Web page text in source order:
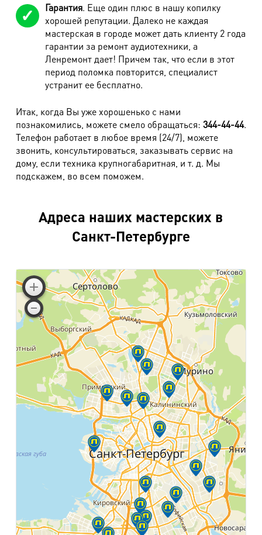
Гарантия. Еще один плюс в нашу копилку
хорошей репутации. Далеко не каждая
мастерская в городе может дать клиенту 2 года
гарантии за ремонт аудиотехники, а
Ленремонт дает! Причем так, что если в этот
период поломка повторится, специалист
устранит ее бесплатно.
Итак, когда Вы уже хорошенько с нами
познакомились, можете смело обращаться: 344-44-44.
Телефон работает в любое время (24/7), можете
звонить, консультироваться, заказывать сервис на
дому, если техника крупногабаритная, и т. д. Мы
подскажем, во всем поможем.
Адреса наших мастерских в
Санкт-Петербурге